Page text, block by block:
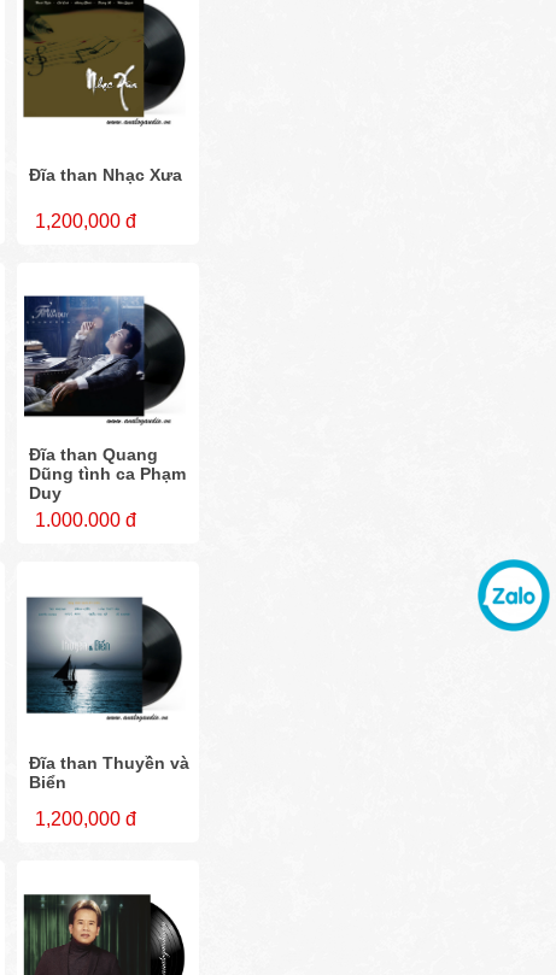
Đĩa than Nhạc Xưa
1,200,000 đ
Đĩa than Quang
Dũng tình ca Phạm
Duy
1.000.000 đ
Đĩa than Thuyền và
Biển
1,200,000 đ